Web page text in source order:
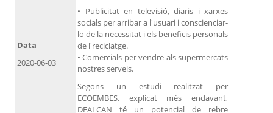
• Publicitat en televisió, diaris i xarxes
socials per arribar a l'usuari i conscienciar-
lo de la necessitat i els beneficis personals
de l'reciclatge.
• Comercials per vendre als supermercats
nostres serveis.
Segons un estudi realitzat per
ECOEMBES, explicat més endavant,
DEALCAN té un potencial de rebre
Data
2020-06-03